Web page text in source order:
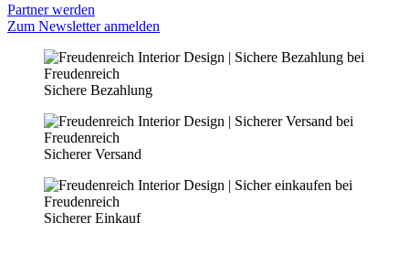
Partner werden
Zum Newsletter anmelden
Sichere Bezahlung
Sicherer Versand
Sicherer Einkauf